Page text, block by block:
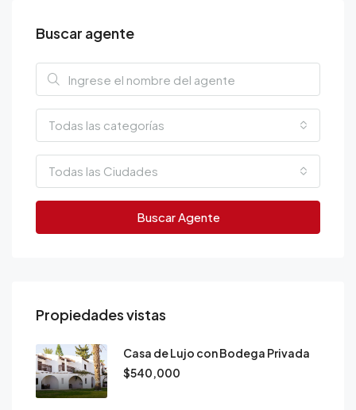
Buscar agente
Todas las categorías
Todas las Ciudades
Buscar Agente
Propiedades vistas
Casa de Lujo con Bodega Privada
$540,000